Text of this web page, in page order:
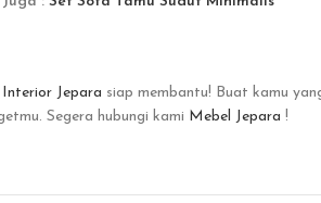
Interior Jepara siap membantu! Buat kamu
Segera hubungi kami Mebel Jepara !